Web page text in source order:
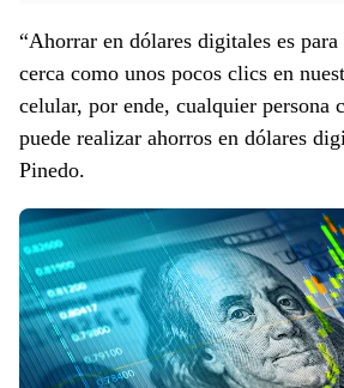
“Ahorrar en dólares digitales es
cerca como unos pocos clics en
celular, por ende, cualquier persona
puede realizar ahorros en dólares
Pinedo.